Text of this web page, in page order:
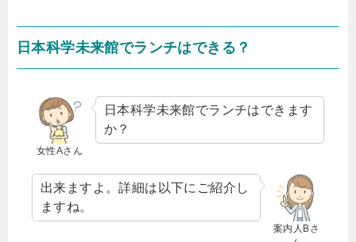
日本科学未来館でランチはできる？
女性Aさん
日本科学未来館でランチはできます
か？
案内人Bさ
出来ますよ。詳細は以下にご紹介し
ますね。